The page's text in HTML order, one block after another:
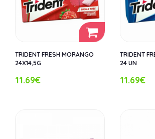
TRIDENT FRESH MORANGO
24X14,5G
11.69€
TRIDENT
24 UN
11.69€